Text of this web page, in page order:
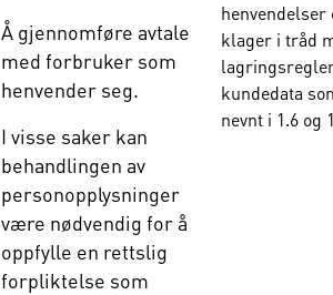
Å gjennomføre avtale
med forbruker som
henvender seg.
I visse saker kan
behandlingen av
personopplysninger
være nødvendig for å
oppfylle en rettslig
forpliktelse som
henvendelser
klager i tråd
kundedata
nevnt i 1.6 og